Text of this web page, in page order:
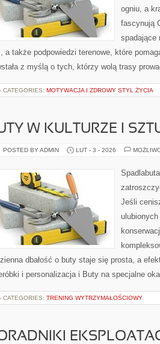
ogniu, a
fascynują
spadające
a także podpowiedzi terenowe, które
z myślą o tych, którzy wolą trasy
CATEGORIES: MOTYWACJA I ZDROWY STYL ŻYCIA
W KULTURZE I
POSTED BY ADMIN LUT - 3 - 2026
Jeśli
dbałość o buty staje się prosta, a
i personalizacja i Buty na specjalne
CATEGORIES: TRENING WYTRZYMAŁOŚCIOWY